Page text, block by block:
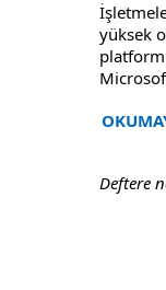
yüksek
Deftere